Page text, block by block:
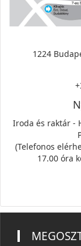
1224
Iroda és raktár -
(Telefonos
17.00 óra